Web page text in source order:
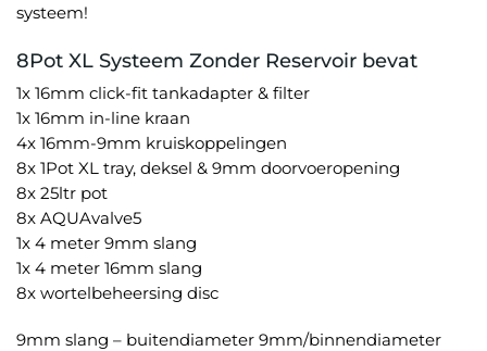
systeem!
8Pot XL Systeem Zonder Reservoir bevat
1x 16mm click-fit tankadapter & filter
1x 16mm in-line kraan
4x 16mm-9mm kruiskoppelingen
8x 1Pot XL tray, deksel & 9mm doorvoeropening
8x 25ltr pot
8x AQUAvalve5
1x 4 meter 9mm slang
1x 4 meter 16mm slang
8x wortelbeheersing disc
9mm slang – buitendiameter 9mm/binnendiameter